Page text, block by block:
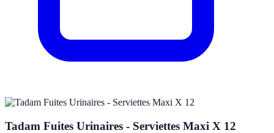
Tadam Fuites Urinaires - Serviettes Maxi X 12